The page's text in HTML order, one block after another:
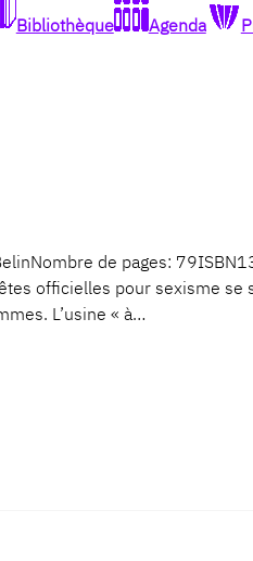
Bibliothèque Agenda
de pages:
officielles pour sexisme
L’usine « à…